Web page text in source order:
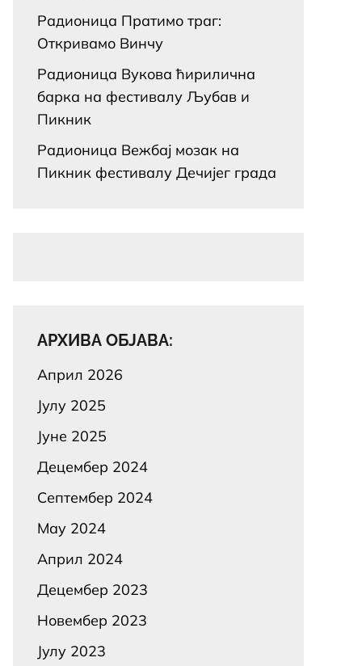
Радионица Пратимо траг:
Откривамо Винчу
Радионица Вукова ћирилична
барка на фестивалу Љубав и
Пикник
Радионица Вежбај мозак на
Пикник фестивалу Дечијег града
АРХИВА ОБЈАВА:
Април 2026
Јулy 2025
Јуне 2025
Децембер 2024
Септембер 2024
Маy 2024
Април 2024
Децембер 2023
Новембер 2023
Јулy 2023